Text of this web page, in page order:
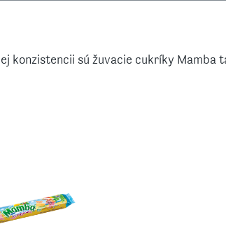
konzistencii sú žuvacie cukríky Mamba